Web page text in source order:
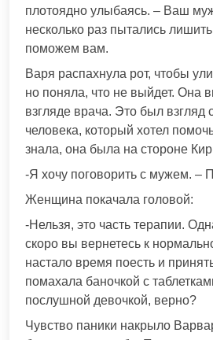
плотоядно улыбаясь. – Ваш
несколько раз пытались
поможем вам.
Варя распахнула рот, чтобы
но поняла, что не выйдет. Она
взгляде врача. Это был взгляд
человека, который хотел
знала, она была на стороне
-Я хочу поговорить с мужем. –
Женщина покачала головой:
-Нельзя, это часть терапии.
скоро вы вернетесь к
настало время поесть и
помахала баночкой с
послушной девочкой, верно?
Чувство паники накрыло